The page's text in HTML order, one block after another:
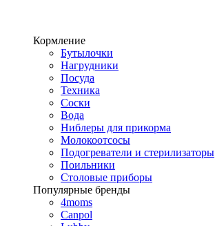
Кормление
Бутылочки
Нагрудники
Посуда
Техника
Соски
Вода
Ниблеры для прикорма
Молокоотсосы
Подогреватели и стерилизаторы
Поильники
Столовые приборы
Популярные бренды
4moms
Canpol